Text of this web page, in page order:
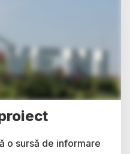
o sursă de informare